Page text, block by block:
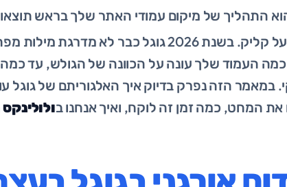
התהליך של מיקום עמודי האתר שלך בראש
של גוגל, בלי לשלם על קליק. בשנת 2026 גוגל כבר לא
העמוד שלך עונה על הכוונה של הגולש, עד כמה
במאמר הזה נפרק בדיוק איך האלגוריתם של גוגל
את המחט, כמה זמן זה לוקח, ואיך אנחנו בולולינקס